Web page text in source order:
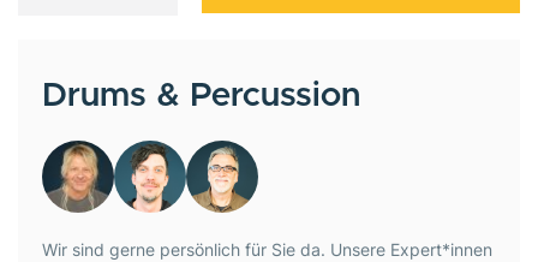
Drums & Percussion
Wir sind gerne persönlich für Sie da. Unsere Expert*innen